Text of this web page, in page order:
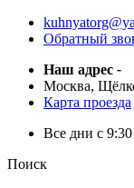
Обратный
Наш адрес -
Москва,
Карта проезда
Все дни с
Поиск